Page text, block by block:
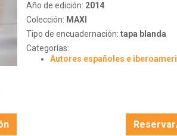
Año de edición: 2014
Colección: MAXI
Tipo de encuadernación: tapa blanda
Categorías:
Autores españoles e